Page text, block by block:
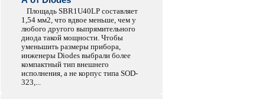
Площадь SBR1U40LP составляет
1,54 мм2, что вдвое меньше, чем у
любого другого выпрямительного
диода такой мощности. Чтобы
уменьшить размеры прибора,
инженеры Diodes выбрали более
компактный тип внешнего
исполнения, а не корпус типа SOD-
323,...